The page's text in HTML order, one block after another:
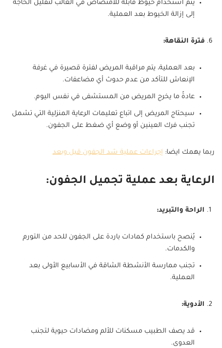
يتم استخدام خيوط قابلة للامتصاص في الغالب لتقليل الحاجة
إلى إزالة الخيوط بعد العملية.
فترة النقاهة:
بعد العملية، يتم مراقبة المريض لفترة قصيرة في غرفة
الإنعاش للتأكد من عدم حدوث أي مضاعفات.
عادةً ما يخرج المريض من المستشفى في نفس اليوم.
سيحتاج المريض إلى اتباع تعليمات الرعاية المنزلية التي تشمل
تجنب فرك العينين أو وضع أي ضغط على الجفون.
ربما يهمك ايضا: إجراءات عملية شد الجفون قبل وبعد
الرعاية بعد عملية تجميل الجفون:
الراحة والتبريد:
يُنصح باستخدام كمادات باردة على الجفون للحد من التورم
والكدمات.
تجنب ممارسة الأنشطة الشاقة في الأسابيع الأولى بعد
العملية.
الأدوية:
قد يصف الطبيب مسكنات للألم ومضادات حيوية لتجنب
العدوى.